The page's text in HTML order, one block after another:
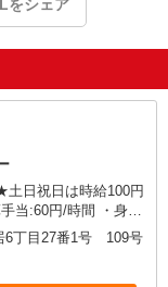
をシェア
当:60円/時間 ・身体
間深夜手当:300円/
帯） ・ICT手
6丁目27番1号 109号